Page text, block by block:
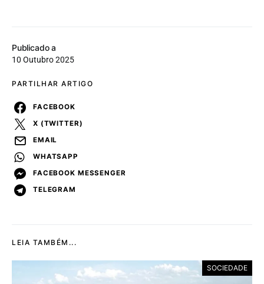
Publicado a
10 Outubro 2025
PARTILHAR ARTIGO
FACEBOOK
X (TWITTER)
EMAIL
WHATSAPP
FACEBOOK MESSENGER
TELEGRAM
LEIA TAMBÉM...
SOCIEDADE